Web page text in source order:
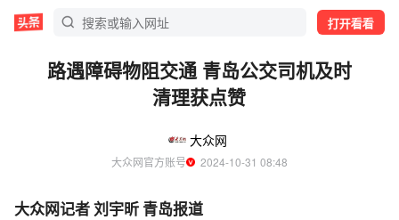
打开看看
路遇障碍物阻交通 青岛公交司机及时
清理获点赞
大众网
大众网官方账号
  2024-10-31 08:48
大众网记者 刘宇昕 青岛报道